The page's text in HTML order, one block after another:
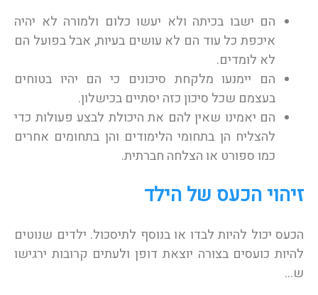
הם ישבו בכיתה ולא יעשו כלום ולמורה לא יהיה
איכפת כל עוד הם לא עושים בעיות, אבל בפועל הם
לא לומדים.
הם יימנעו מלקחת סיכונים כי הם יהיו בטוחים
בעצמם שכל סיכון כזה יסתיים בכישלון.
הם יאמינו שאין להם את היכולת לבצע פעולות כדי
להצליח הן בתחומי הלימודים והן בתחומים אחרים
כמו ספורט או הצלחה חברתית.
זיהוי הכעס של הילד
הכעס יכול להיות לבדו או בנוסף לתיסכול. ילדים שנוטים
להיות כועסים בצורה יוצאת דופן ולעתים קרובות ירגישו
ש…